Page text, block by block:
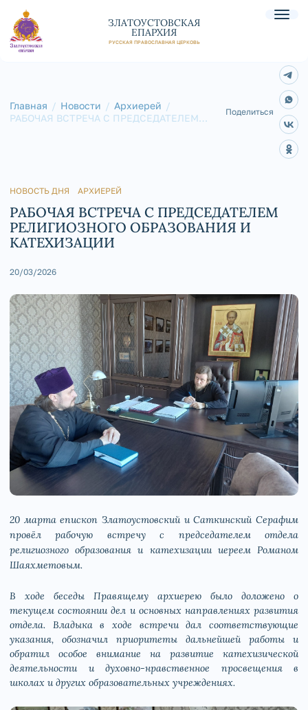
ЗЛАТОУСТОВСКАЯ
ЕПАРХИЯ
РУССКАЯ ПРАВОСЛАВНАЯ ЦЕРКОВЬ
Главная Новости
Архиерей
РАБОЧАЯ ВСТРЕЧА С ПРЕДСЕДАТЕЛЕМ
Поделиться
НОВОСТЬ ДНЯ АРХИЕРЕЙ
РАБОЧАЯ ВСТРЕЧА С ПРЕДСЕДАТЕЛЕМ
РЕЛИГИОЗНОГО ОБРАЗОВАНИЯ И
КАТЕХИЗАЦИИ
20/03/2026
20 марта епископ Златоустовский и Саткинский Серафим
провёл рабочую встречу с председателем отдела
религиозного образования и катехизации иереем Романом
Шаяхметовым.
В ходе беседы Правящему архиерею было доложено о
текущем состоянии дел и основных направлениях развития
отдела. Владыка в ходе встречи дал соответствующие
указания, обозначил приоритеты дальнейшей работы и
обратил особое внимание на развитие катехизической
деятельности и духовно-нравственное просвещения в
школах и других образовательных учреждениях.